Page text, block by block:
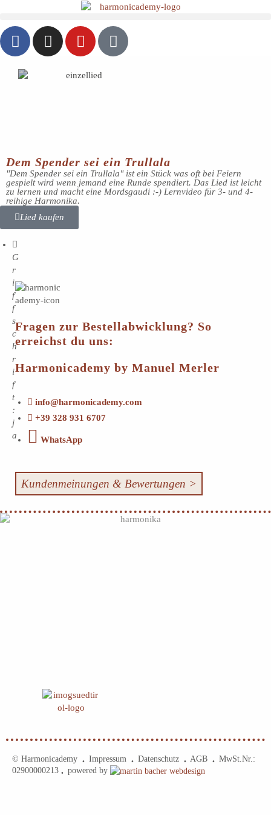
Dem Spender sei ein Trullala
"Dem Spender sei ein Trullala" ist ein Stück was oft bei Feiern
gespielt wird wenn jemand eine Runde spendiert. Das Lied ist leicht
zu lernen und macht eine Mordsgaudi :-) Lernvideo für 3- und 4-
reihige Harmonika.
Lied kaufen
G
r
i
f
f
s
c
h
r
i
f
t
:
j
a
Fragen zur Bestellabwicklung? So
erreichst du uns:
Harmonicademy by Manuel Merler
info@harmonicademy.com
+39 328 931 6707
WhatsApp
Kundenmeinungen & Bewertungen >
© Harmonicademy • Impressum • Datenschutz • AGB •
MwSt.Nr.:
02900000213 • powered by